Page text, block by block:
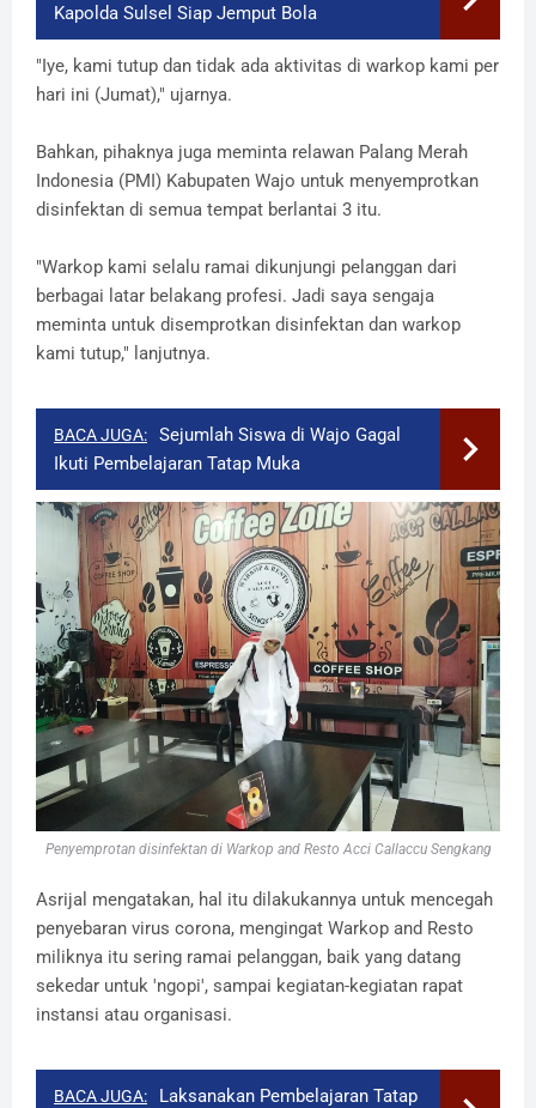
Kapolda Sulsel Siap Jemput Bola
"Iye, kami tutup dan tidak ada aktivitas di warkop kami per
hari ini (Jumat)," ujarnya.
Bahkan, pihaknya juga meminta relawan Palang Merah
Indonesia (PMI) Kabupaten Wajo untuk menyemprotkan
disinfektan di semua tempat berlantai 3 itu.
"Warkop kami selalu ramai dikunjungi pelanggan dari
berbagai latar belakang profesi. Jadi saya sengaja
meminta untuk disemprotkan disinfektan dan warkop
kami tutup," lanjutnya.
BACA JUGA:
Sejumlah Siswa di Wajo Gagal
Ikuti Pembelajaran Tatap Muka
Penyemprotan disinfektan di Warkop and Resto Acci Callaccu Sengkang
Asrijal mengatakan, hal itu dilakukannya untuk mencegah
penyebaran virus corona, mengingat Warkop and Resto
miliknya itu sering ramai pelanggan, baik yang datang
sekedar untuk 'ngopi', sampai kegiatan-kegiatan rapat
instansi atau organisasi.
BACA JUGA:
Laksanakan Pembelajaran Tatap